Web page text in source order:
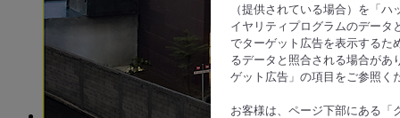
（提供されている場合）を「
イヤリティプログラムのデータ
でターゲット広告を表示するた
るデータと照合される場合があ
ゲット広告」の項目をご参照く
お客様は、ページ下部にある「